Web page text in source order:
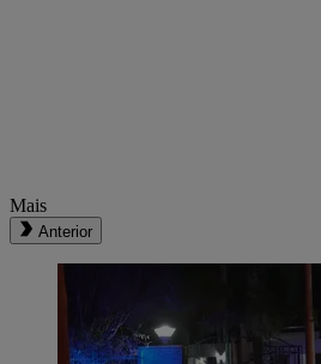
Mais
Anterior